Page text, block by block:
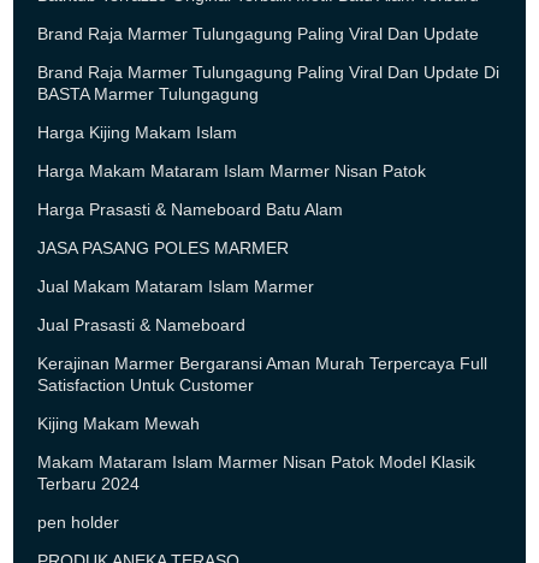
Brand Raja Marmer Tulungagung Paling Viral Dan Update
Brand Raja Marmer Tulungagung Paling Viral Dan Update Di
BASTA Marmer Tulungagung
Harga Kijing Makam Islam
Harga Makam Mataram Islam Marmer Nisan Patok
Harga Prasasti & Nameboard Batu Alam
JASA PASANG POLES MARMER
Jual Makam Mataram Islam Marmer
Jual Prasasti & Nameboard
Kerajinan Marmer Bergaransi Aman Murah Terpercaya Full
Satisfaction Untuk Customer
Kijing Makam Mewah
Makam Mataram Islam Marmer Nisan Patok Model Klasik
Terbaru 2024
pen holder